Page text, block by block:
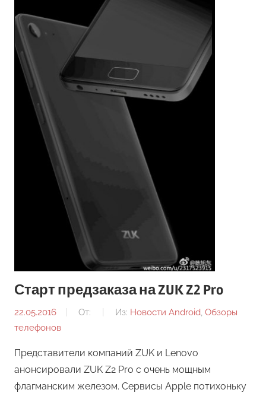
Старт предзаказа на ZUK Z2 Pro
22.05.2016 От: Из: Новости Android, Обзоры
телефонов
Представители компаний ZUK и Lenovo
анонсировали ZUK Z2 Pro с очень мощным
флагманским железом. Сервисы Apple потихоньку